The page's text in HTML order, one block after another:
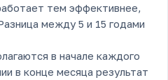
тем эффективнее,
между 5 и 15 годами
в начале каждого
в конце месяца результат